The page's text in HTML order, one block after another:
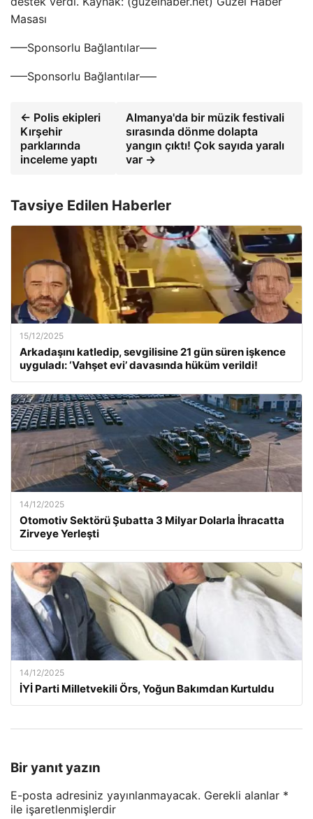
Masası
—–Sponsorlu Bağlantılar—–
—–Sponsorlu Bağlantılar—–
← Polis ekipleri
Kırşehir
parklarında
inceleme yaptı
Almanya'da bir müzik festivali
sırasında dönme dolapta
yangın çıktı! Çok sayıda yaralı
var →
Tavsiye Edilen Haberler
15/12/2025
Arkadaşını katledip, sevgilisine 21 gün süren işkence
uyguladı: ‘Vahşet evi’ davasında hüküm verildi!
14/12/2025
Otomotiv Sektörü Şubatta 3 Milyar Dolarla İhracatta
Zirveye Yerleşti
14/12/2025
İYİ Parti Milletvekili Örs, Yoğun Bakımdan Kurtuldu
Bir yanıt yazın
E-posta adresiniz yayınlanmayacak. Gerekli alanlar *
ile işaretlenmişlerdir